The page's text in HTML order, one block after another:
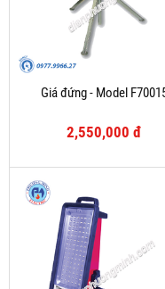
Giá đứng - Model
2,550,000 đ